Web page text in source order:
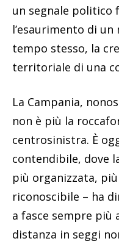
un segnale politico
l’esaurimento di
tempo stesso, la
territoriale di una
La Campania,
non è più la
centrosinistra. È
contendibile, dove
più organizzata,
riconoscibile – ha
a fasce sempre più
distanza in seggi